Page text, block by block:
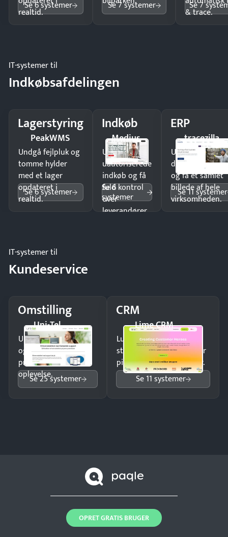
realtid.
Se 6 systemer Se 7 systemer
& trace.
Se 7
IT-systemer til
Indkøbsafdelingen
Lagerstyring
PeakWMS
Undgå fejlpluk og
tomme hylder
med et lager
opdateret i
realtid.
Se 6 systemer
Indkøb
Medius
Undgå
uautoriserede
indkøb og få
fuld kontrol
over
leverandører
Se 6
systemer
ERP
tracezilla
Undgå
og få ét samlet
billede af hele
virksomheden.
Se 11 systemer
IT-systemer til
Kundeservice
Omstilling
Uni-Tel
Undgå tabte opkald
og giv kunderne en
professionel
oplevelse.
Se 25 systemer
CRM
Lime CRM
Luk flere salg med et
struktureret overblik over
pipeline og opfølgninger.
Se 11 systemer
OPRET GRATIS BRUGER